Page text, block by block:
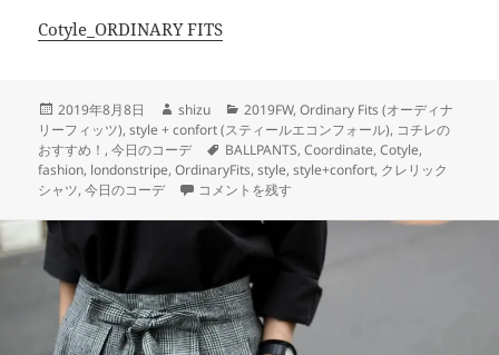
Cotyle_ORDINARY FITS
投
稿
日:
2019年8月8日
作
成
者
shizu
カ
テ
ゴ
リ
ー
2019FW,Ordinary Fits (オーディナ
リーフィッツ),style + confort (スティールエコンフォール), コチレの
おすすめ！ ,今日のコーデ
タ
グ
BALLPANTS,Coordinate,Cotyle,
fashion, londonstripe,OrdinaryFits,style,style+confort, クレリック
シャツ,今日のコーデ 秋もさわやかにstyle+confort クレリックシャツ に
コメントを残す